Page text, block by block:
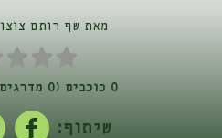
מאת שף רותם צוצו
0 כוכבים (0 מדרגים)
שיתוף: